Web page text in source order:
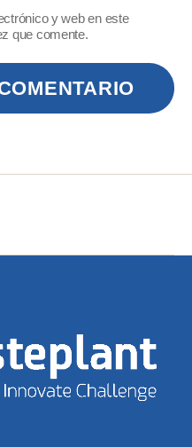
y web en este
que comente.